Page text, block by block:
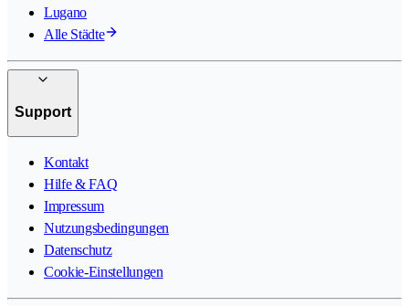
Lugano
Alle Städte
Support
Kontakt
Hilfe & FAQ
Impressum
Nutzungsbedingungen
Datenschutz
Cookie-Einstellungen